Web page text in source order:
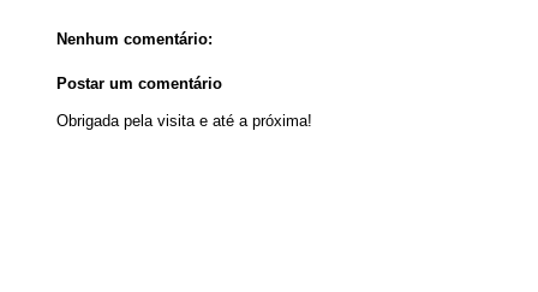
Nenhum comentário:
Postar um comentário
Obrigada pela visita e até a próxima!